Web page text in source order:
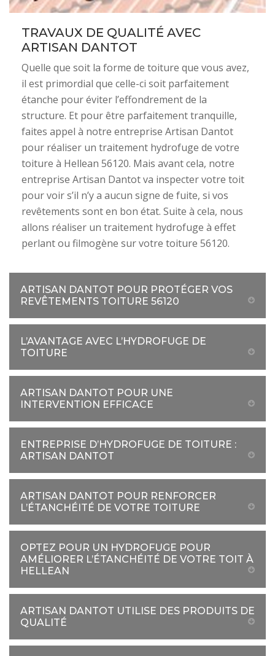
TRAVAUX DE QUALITÉ AVEC
ARTISAN DANTOT
Quelle que soit la forme de toiture que vous avez,
il est primordial que celle-ci soit parfaitement
étanche pour éviter l’effondrement de la
structure. Et pour être parfaitement tranquille,
faites appel à notre entreprise Artisan Dantot
pour réaliser un traitement hydrofuge de votre
toiture à Hellean 56120. Mais avant cela, notre
entreprise Artisan Dantot va inspecter votre toit
pour voir s’il n’y a aucun signe de fuite, si vos
revêtements sont en bon état. Suite à cela, nous
allons réaliser un traitement hydrofuge à effet
perlant ou filmogène sur votre toiture 56120.
ARTISAN DANTOT POUR PROTÉGER VOS
REVÊTEMENTS TOITURE 56120
L’AVANTAGE AVEC L’HYDROFUGE DE
TOITURE
ARTISAN DANTOT POUR UNE
INTERVENTION EFFICACE
ENTREPRISE D’HYDROFUGE DE TOITURE :
ARTISAN DANTOT
ARTISAN DANTOT POUR RENFORCER
L’ÉTANCHÉITÉ DE VOTRE TOITURE
OPTEZ POUR UN HYDROFUGE POUR
AMÉLIORER L’ÉTANCHÉITÉ DE VOTRE TOIT À
HELLEAN
ARTISAN DANTOT UTILISE DES PRODUITS DE
QUALITÉ